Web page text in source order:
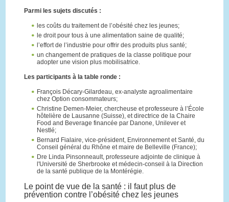
Parmi les sujets discutés :
les coûts du traitement de l’obésité chez les jeunes;
le droit pour tous à une alimentation saine de qualité;
l’effort de l’industrie pour offrir des produits plus santé;
un changement de pratiques de la classe politique pour
adopter une vision plus mobilisatrice.
Les participants à la table ronde :
François Décary-Gilardeau, ex-analyste agroalimentaire
chez Option consommateurs;
Christine Demen-Meier, chercheuse et professeure à l’École
hôtelière de Lausanne (Suisse), et directrice de la Chaire
Food and Beverage financée par Danone, Unilever et
Nestlé;
Bernard Fialaire, vice-président, Environnement et Santé, du
Conseil général du Rhône et maire de Belleville (France);
Dre Linda Pinsonneault, professeure adjointe de clinique à
l'Université de Sherbrooke et médecin-conseil à la Direction
de la santé publique de la Montérégie.
Le point de vue de la santé : il faut plus de
prévention contre l’obésité chez les jeunes